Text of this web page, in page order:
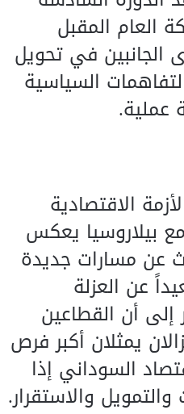
العام المقبل
في تحويل
السياسية
عملية.
الاقتصادية
مع بيلاروسيا يعكس
عن مسارات جديدة
عن العزلة
إلى أن القطاعين
يمثلان أكبر فرص
السوداني إذا
والاستقرار.